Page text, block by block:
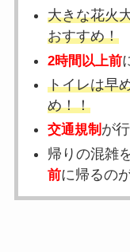
大きな花火
おすすめ！
2時間以上前
トイレは早
め！！
交通規制 が
帰りの混雑
前に帰るの